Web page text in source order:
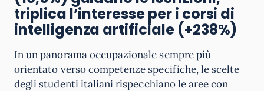
triplica l’interesse per i corsi di
intelligenza artificiale (+238%)
In un panorama occupazionale sempre più
orientato verso competenze specifiche, le scelte
degli studenti italiani rispecchiano le aree con